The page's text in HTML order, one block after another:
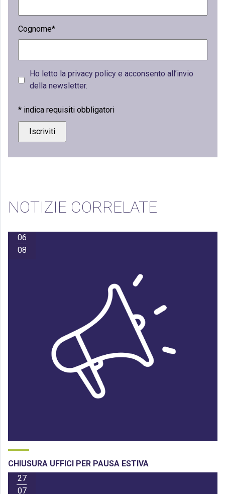
Cognome*
Ho letto la privacy policy e acconsento all’invio
della newsletter.
* indica requisiti obbligatori
NOTIZIE CORRELATE
06
08
CHIUSURA UFFICI PER PAUSA ESTIVA
27
07